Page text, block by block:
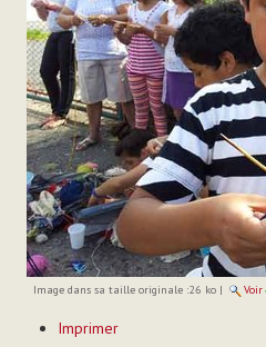
P. AUGUSTE ETCHÉCOPAR
Image dans sa taille originale :26 ko| Voir
sur
Imprimer